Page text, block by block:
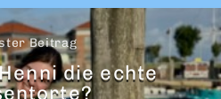
Beitrag
die echte